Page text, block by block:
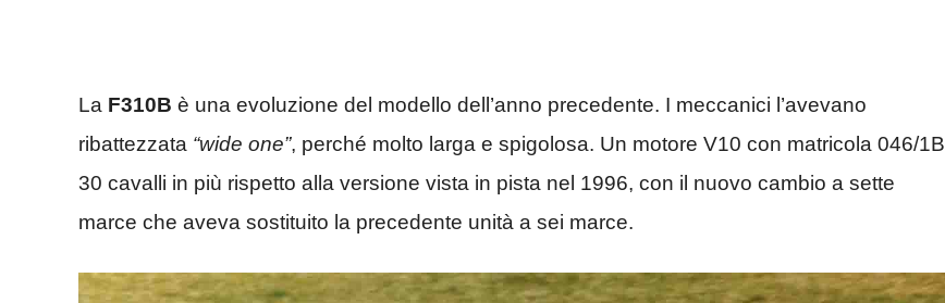
La F310B è una evoluzione del modello dell’anno precedente. I meccanici l’avevano
ribattezzata “wide one”, perché molto larga e spigolosa. Un motore V10 con matricola 046/1B
30 cavalli in più rispetto alla versione vista in pista nel 1996, con il nuovo cambio a sette
marce che aveva sostituito la precedente unità a sei marce.